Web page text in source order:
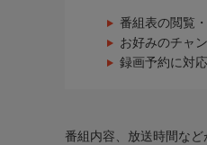
番組表の閲覧
お好みのチャ
録画予約に対
番組内容、放送時間など